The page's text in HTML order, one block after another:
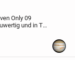
Only 09
und in Top
8.50 Fr.-